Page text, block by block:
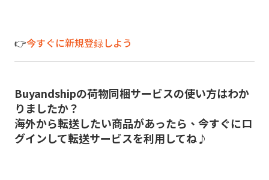
👉今すぐに新規登録しよう
Buyandshipの荷物同梱サービスの使い方はわか
りましたか？
海外から転送したい商品があったら、今すぐにロ
グインして転送サービスを利用してね♪